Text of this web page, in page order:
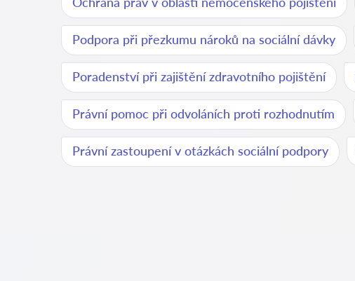
Podpora při přezkumu nároků na sociální dávky
Poradenství při zajištění zdravotního pojištění
Právní pomoc při odvoláních proti rozhodnutím
Právní zastoupení v otázkách sociální podpory